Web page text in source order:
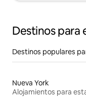
Destinos para
Destinos populares
Nueva York